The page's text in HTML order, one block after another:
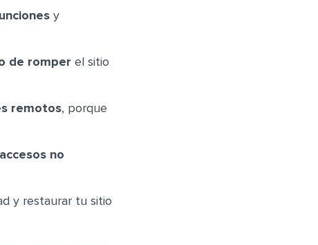
y
de romper el sitio
remotos, porque
no
y restaurar tu sitio